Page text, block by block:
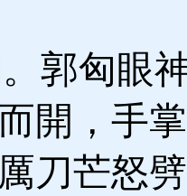
郭匈眼
開，手
刀芒怒